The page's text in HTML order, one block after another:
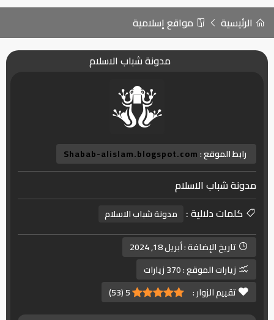
الرئيسية مواقع إسلامية
مدونة شباب الاسلام
رابط الموقع :Shabab-alislam.blogspot.com
مدونة شباب الاسلام
كلمات دلالية :
مدونة شباب الاسلام
تاريخ الإضافة :أبريل 18, 2024
زيارات الموقع :370 زيارات
تقييم الزوار :
5
(
53
)